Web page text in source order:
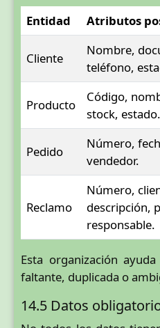
Entidad Atributos
Cliente
Nombre,
teléfono,
Producto
Código,
stock, estado.
Pedido
Número,
vendedor.
Reclamo
Número,
descripción,
responsable.
Esta organización
faltante, duplicada o
14.5 Datos